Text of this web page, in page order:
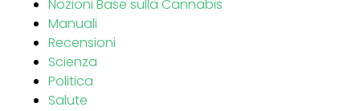
Nozioni Base sulla Cannabis
Manuali
Recensioni
Scienza
Politica
Salute